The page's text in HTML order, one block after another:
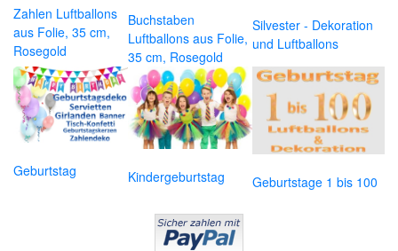
Zahlen Luftballons
aus Folie, 35 cm,
Rosegold
Buchstaben
Luftballons aus Folie,
35 cm, Rosegold
Silvester - Dekoration
und Luftballons
Geburtstag Kindergeburtstag Geburtstage 1 bis 100